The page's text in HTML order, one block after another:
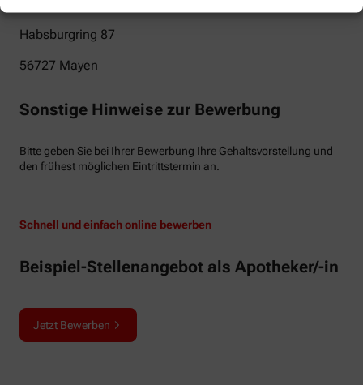
Habsburgring 87
56727 Mayen
Sonstige Hinweise zur Bewerbung
Bitte geben Sie bei Ihrer Bewerbung Ihre Gehaltsvorstellung und
den frühest möglichen Eintrittstermin an.
Schnell und einfach online bewerben
Beispiel-Stellenangebot als Apotheker/-in
Jetzt Bewerben